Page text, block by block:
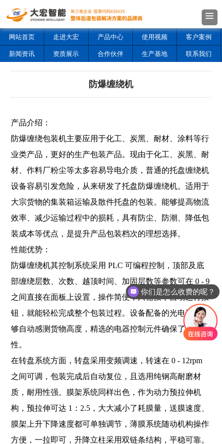
网站首页 走进大宏 产品中心 使用视频 客户案例
新闻资讯 资质展示 合作伙伴 生产基地 联系我们
防爆缠绕机
产品介绍：
防爆缠绕包装机主要应用于化工、炭黑、耐材、涂料等行
业类产品，更好的生产包装产品。现由于化工、炭黑、耐
材、作料厂粉尘等太多容易导电介质，普通的托盘缠绕机
设备容易引发危险，从来研发了托盘防爆缠绕机。适用于
大宗货物的集装箱运输及散件托盘的包装。能够提高物流
效率、减少运输过程中的损耗，具有防尘、防潮、降低包
装成本等优点，是提升产品包装档次的理想选择。
性能优势：
防爆缠绕机其控制系统采用 PLC 可编程控制，顶部及底
部缠绕层数、次数、越顶时间、加固层数等参数可在 0 - 9
之间直接在面板上设置，操作简便，只需按下自动运行按
钮，就能轻松完成整个包装过程。设备配备的光电开关能
够自动感测货物高度，精选的电器控制元件确保了高可靠
性。
在转盘系统方面，转盘采用变频调速，转速在 0 - 12rpm
之间可调，包装完成后自动复位，且选用纯钢高耐磨材
质，耐用性强。膜架系统同样出色，作为动力预拉伸机
构，预拉伸可达 1：2.5，大大减小了耗膜量，送膜速度、
膜架上升下降速度都可单独调节，薄膜系统随动机构操作
方便，一拉即可，升降立柱采用双链条结构，平稳可靠。
你们是怎么收费的呢？